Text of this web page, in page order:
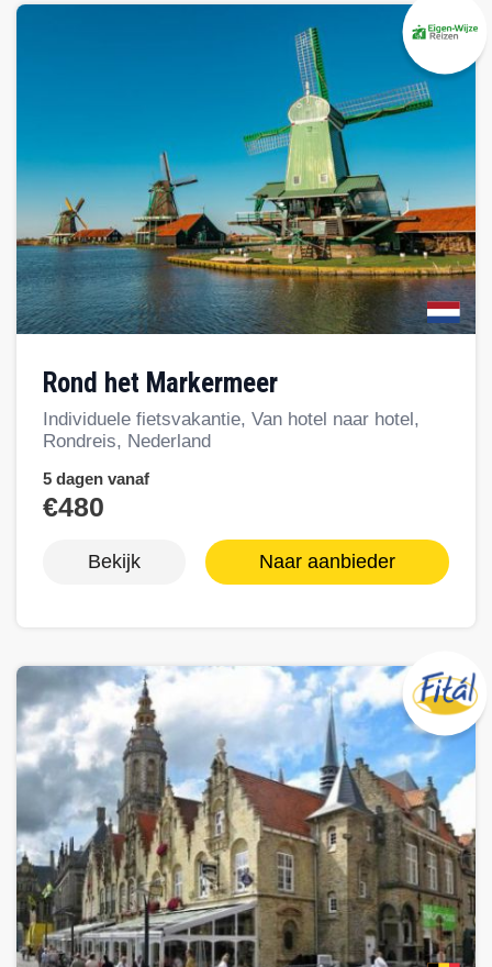
Rond het Markermeer
Individuele fietsvakantie, Van hotel naar hotel,
Rondreis, Nederland
5 dagen vanaf
€480
Bekijk Naar aanbieder